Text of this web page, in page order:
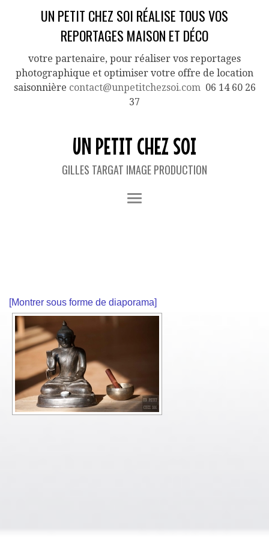
UN PETIT CHEZ SOI RÉALISE TOUS VOS
REPORTAGES MAISON ET DÉCO
votre partenaire, pour réaliser vos reportages
photographique et optimiser votre offre de location
saisonnière contact@unpetitchezsoi.com06 14 60 26
37
UN PETIT CHEZ SOI
GILLES TARGAT IMAGE PRODUCTION
[Montrer sous forme de diaporama]